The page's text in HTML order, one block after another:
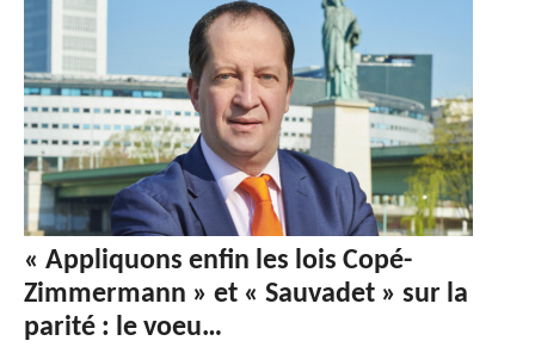
« Appliquons enfin les lois Copé-
Zimmermann » et « Sauvadet » sur la
parité : le voeu…